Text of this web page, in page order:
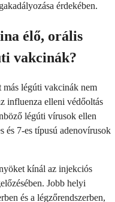
érdekében.
élő, orális
vakcinák?
más légúti vakcinák nem
influenza elleni védőoltás
légúti vírusok ellen
és 7-es típusú adenovírusok
kínál az injekciós
Jobb helyi
és a légzőrendszerben,